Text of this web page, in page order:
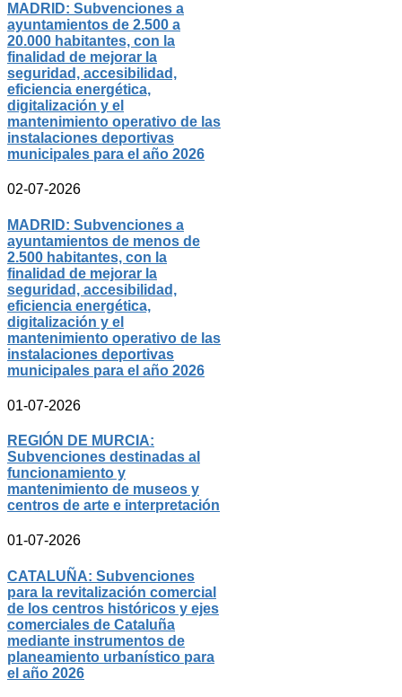
MADRID: Subvenciones a
ayuntamientos de 2.500 a
20.000 habitantes, con la
finalidad de mejorar la
seguridad, accesibilidad,
eficiencia energética,
digitalización y el
mantenimiento operativo de las
instalaciones deportivas
municipales para el año 2026
02-07-2026
MADRID: Subvenciones a
ayuntamientos de menos de
2.500 habitantes, con la
finalidad de mejorar la
seguridad, accesibilidad,
eficiencia energética,
digitalización y el
mantenimiento operativo de las
instalaciones deportivas
municipales para el año 2026
01-07-2026
REGIÓN DE MURCIA:
Subvenciones destinadas al
funcionamiento y
mantenimiento de museos y
centros de arte e interpretación
01-07-2026
CATALUÑA: Subvenciones
para la revitalización comercial
de los centros históricos y ejes
comerciales de Cataluña
mediante instrumentos de
planeamiento urbanístico para
el año 2026